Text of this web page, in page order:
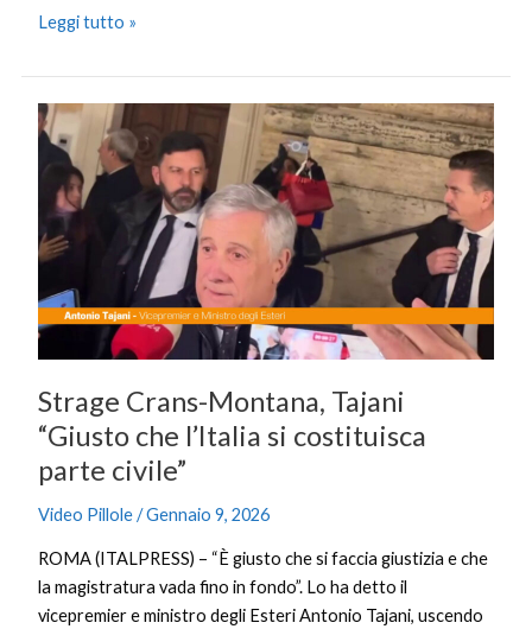
Leggi tutto »
Strage Crans-Montana, Tajani
“Giusto che l’Italia si costituisca
parte civile”
Video Pillole/Gennaio 9, 2026
ROMA (ITALPRESS) – “È giusto che si faccia giustizia e che
la magistratura vada fino in fondo”. Lo ha detto il
vicepremier e ministro degli Esteri Antonio Tajani, uscendo
Strage
Crans-
Montana,
Tajani
“Giusto
che
l’Italia
si
costituisca
civile”